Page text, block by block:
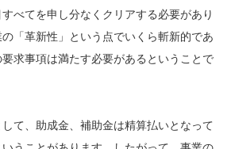
べてを申し分なくクリアする必要があり
「革新性」という点でいくら斬新的であ
求事項は満たす必要があるということで
て、助成金、補助金は精算払いとなって